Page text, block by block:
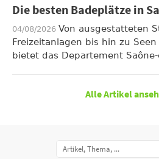
Die besten Badeplätze in
04/08/2026 Von ausgestatteten
Freizeitanlagen bis hin zu
bietet das Departement
Alle Artikel